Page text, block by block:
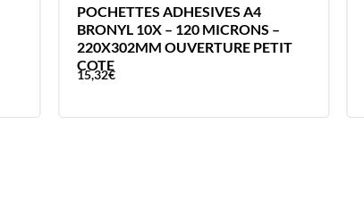
POCHETTES ADHESIVES A4
BRONYL 10X – 120 MICRONS –
220X302MM OUVERTURE PETIT
COTE
15,32€